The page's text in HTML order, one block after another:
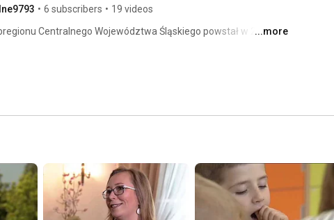
• 6 subscribers • 19 videos
Centralnego Województwa Śląskiego powstał w 2013 r.
samorządy w celu ich udziału we wdrażaniu funduszy
pozyskania środków unijnych. Jednym z naszych zadań
formuły Zintegrowanych Inwestycji Terytorialnych (ZIT). To
naszym regionie mamy ponad 3 miliardy zł.
...more